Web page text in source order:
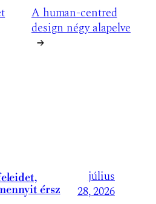
A human-centred
design négy alapelve
→
érsz
július
28, 2026